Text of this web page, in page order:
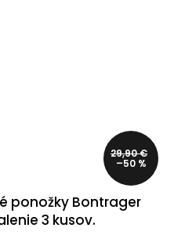
29,90 €
–50 %
ponožky Bontrager
3 kusov.